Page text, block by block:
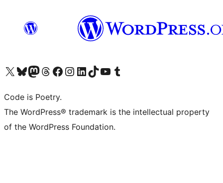
Visita il nostro account X (ex Twitter)
Visita il nostro account Bluesky
Visita il nostro account Mastodon
Visita il nostro account Threads
Visita la nostra pagina Facebook
Visita il nostro account Instagram
Visita il nostro account LinkedIn
Visita il nostro account TikTok
Visita il nostro canale YouTube
Visita il nostro account Tumblr
Code is Poetry.
The WordPress® trademark is the intellectual property
of the WordPress Foundation.